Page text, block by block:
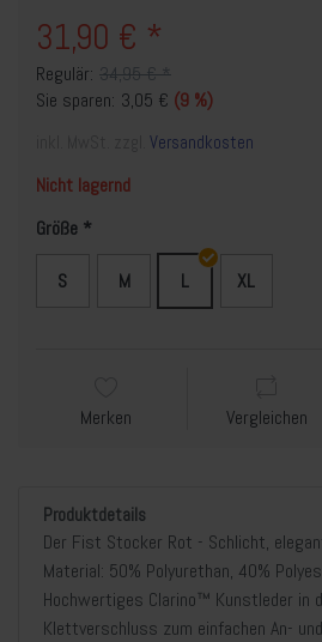
31,90 € *
Regulär: 34,95 € *
Sie sparen: 3,05 € (9 %)
Versandkosten
Nicht lagernd
Größe
S M L XL
Merken Vergleichen
Produktdetails
Der Fist Stocker Rot - Schlicht,
Material: 50% Polyurethan, 40%
Hochwertiges Clarino™ Kunstleder in
Klettverschluss zum einfachen An-